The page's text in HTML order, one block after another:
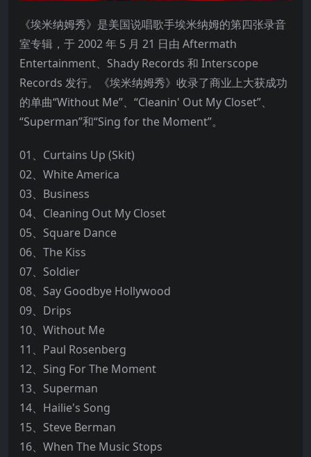
《埃米纳姆秀》是美国说唱歌手埃米纳姆的第四张录音
室专辑，于 2002 年 5 月 21 日由 Aftermath
Entertainment、Shady Records 和 Interscope
Records 发行。《埃米纳姆秀》收录了商业上大获成功
的单曲“Without Me”、“Cleanin' Out My Closet”、
“Superman”和“Sing for the Moment”。
01、Curtains Up (Skit)
02、White America
03、Business
04、Cleaning Out My Closet
05、Square Dance
06、The Kiss
07、Soldier
08、Say Goodbye Hollywood
09、Drips
10、Without Me
11、Paul Rosenberg
12、Sing For The Moment
13、Superman
14、Hailie's Song
15、Steve Berman
16、When The Music Stops